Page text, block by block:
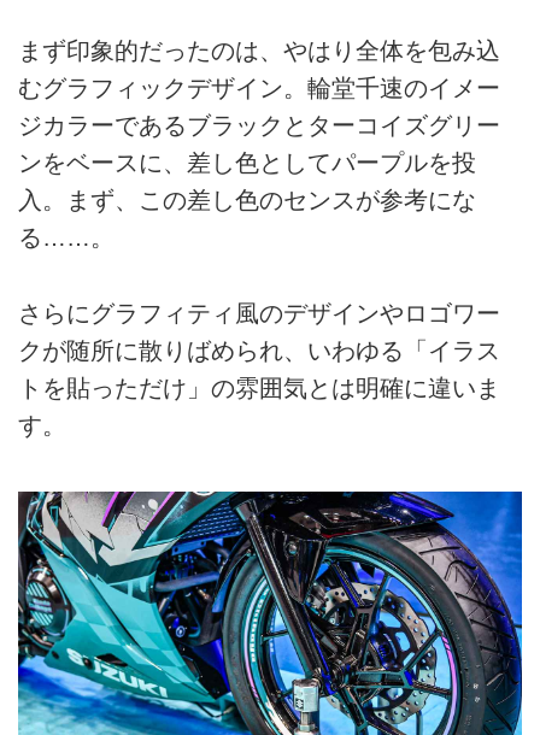
まず印象的だったのは、やはり全体を包み込
むグラフィックデザイン。輪堂千速のイメー
ジカラーであるブラックとターコイズグリー
ンをベースに、差し色としてパープルを投
入。まず、この差し色のセンスが参考にな
る……。
さらにグラフィティ風のデザインやロゴワー
クが随所に散りばめられ、いわゆる「イラス
トを貼っただけ」の雰囲気とは明確に違いま
す。